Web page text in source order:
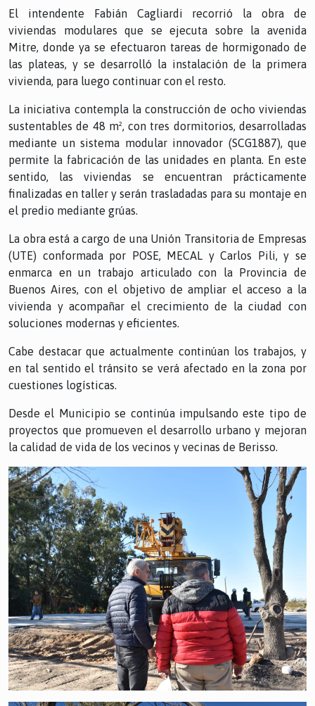
El intendente Fabián Cagliardi recorrió la obra de
viviendas modulares que se ejecuta sobre la avenida
Mitre, donde ya se efectuaron tareas de hormigonado de
las plateas, y se desarrolló la instalación de la primera
vivienda, para luego continuar con el resto.
La iniciativa contempla la construcción de ocho viviendas
sustentables de 48 m², con tres dormitorios, desarrolladas
mediante un sistema modular innovador (SCG1887), que
permite la fabricación de las unidades en planta. En este
sentido, las viviendas se encuentran prácticamente
finalizadas en taller y serán trasladadas para su montaje en
el predio mediante grúas.
La obra está a cargo de una Unión Transitoria de Empresas
(UTE) conformada por POSE, MECAL y Carlos Pili, y se
enmarca en un trabajo articulado con la Provincia de
Buenos Aires, con el objetivo de ampliar el acceso a la
vivienda y acompañar el crecimiento de la ciudad con
soluciones modernas y eficientes.
Cabe destacar que actualmente continúan los trabajos, y
en tal sentido el tránsito se verá afectado en la zona por
cuestiones logísticas.
Desde el Municipio se continúa impulsando este tipo de
proyectos que promueven el desarrollo urbano y mejoran
la calidad de vida de los vecinos y vecinas de Berisso.